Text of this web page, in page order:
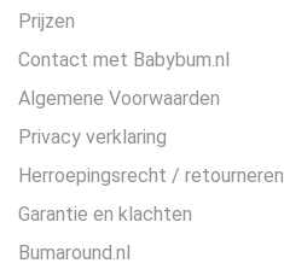
Prijzen
Contact met Babybum.nl
Algemene Voorwaarden
Privacy verklaring
Herroepingsrecht / retourneren
Garantie en klachten
Bumaround.nl